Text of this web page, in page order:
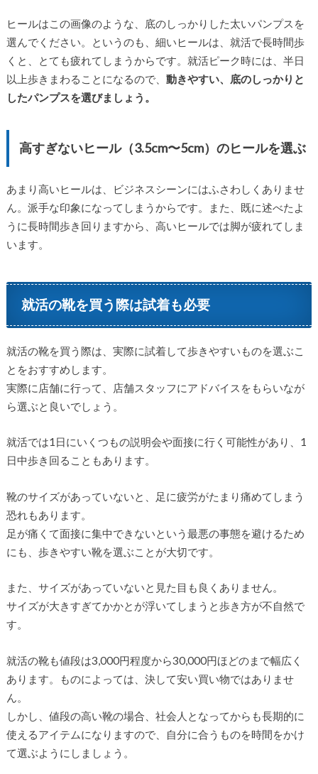
ヒールはこの画像のような、底のしっかりした太いパンプスを
選んでください。というのも、細いヒールは、就活で長時間歩
くと、とても疲れてしまうからです。就活ピーク時には、半日
以上歩きまわることになるので、 動きやすい、底のしっかりと
したパンプスを選びましょう。
高すぎないヒール（3.5cm〜5cm）のヒールを選ぶ
あまり高いヒールは、ビジネスシーンにはふさわしくありませ
ん。派手な印象になってしまうからです。また、既に述べたよ
うに長時間歩き回りますから、高いヒールでは脚が疲れてしま
います。
就活の靴を買う際は試着も必要
就活の靴を買う際は、実際に試着して歩きやすいものを選ぶこ
とをおすすめします。
実際に店舗に行って、店舗スタッフにアドバイスをもらいなが
ら選ぶと良いでしょう。
就活では1日にいくつもの説明会や面接に行く可能性があり、1
日中歩き回ることもあります。
靴のサイズがあっていないと、足に疲労がたまり痛めてしまう
恐れもあります。
足が痛くて面接に集中できないという最悪の事態を避けるため
にも、歩きやすい靴を選ぶことが大切です。
また、サイズがあっていないと見た目も良くありません。
サイズが大きすぎてかかとが浮いてしまうと歩き方が不自然で
す。
就活の靴も値段は3,000円程度から30,000円ほどのまで幅広く
あります。ものによっては、決して安い買い物ではありませ
ん。
しかし、値段の高い靴の場合、社会人となってからも長期的に
使えるアイテムになりますので、自分に合うものを時間をかけ
て選ぶようにしましょう。